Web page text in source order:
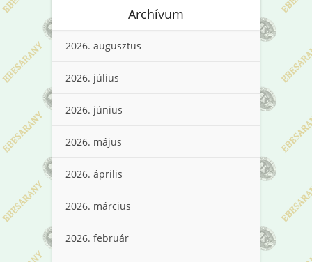
Archívum
2026. augusztus
2026. július
2026. június
2026. május
2026. április
2026. március
2026. február